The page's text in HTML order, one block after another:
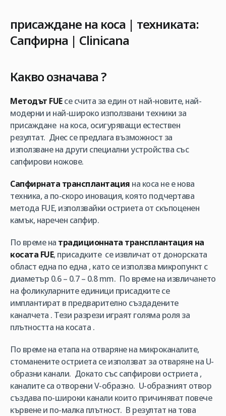
присаждане на коса | техниката:
Сапфирна | Clinicana
Какво означава ?
Методът FUEсе счита за един от най-новите, най-
модерни и най-широко използвани техники за
присаждане на коса, осигуряващи естествен
резултат. Днес се предлага възможност за
използване на други специални устройства със
сапфирови ножове.
Сапфирната трансплантация на коса не е нова
техника, а по-скоро иновация, която подчертава
метода FUE, използвайки остриета от скъпоценен
камък, наречен сапфир.
По време на традиционната трансплантация на
косата FUE, присадките се извличат от донорската
област една по една , като се използва микропункт с
диаметър 0.6 – 0.7 – 0.8 mm. По време на извличането
на фоликуларните единици присадките се
имплантират в предварително създадените
каналчета . Тези разрези играят голяма роля за
плътността на косата .
По време на етапа на отваряне на микроканалите,
стоманените остриета се използват за отваряне на U-
образни канали. Докато със сапфирови остриета ,
каналите са отворени V-образно. U-образният отвор
създава по-широки канали които причиняват повече
кървене и по-малка плътност. В резултат на това